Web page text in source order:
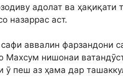
адолат ва ҳақиқати
назаррас аст.
аввалин фарзандони
Махсум нишонаи
пеш аз ҳама дар